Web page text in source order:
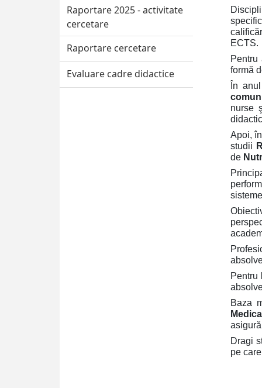
Raportare 2025 - activitate
cercetare
Raportare cercetare
Evaluare cadre didactice
ECTS.
formă
În
nurse
Apoi,
studii
de
Pentru
Baza
Dragi
pe